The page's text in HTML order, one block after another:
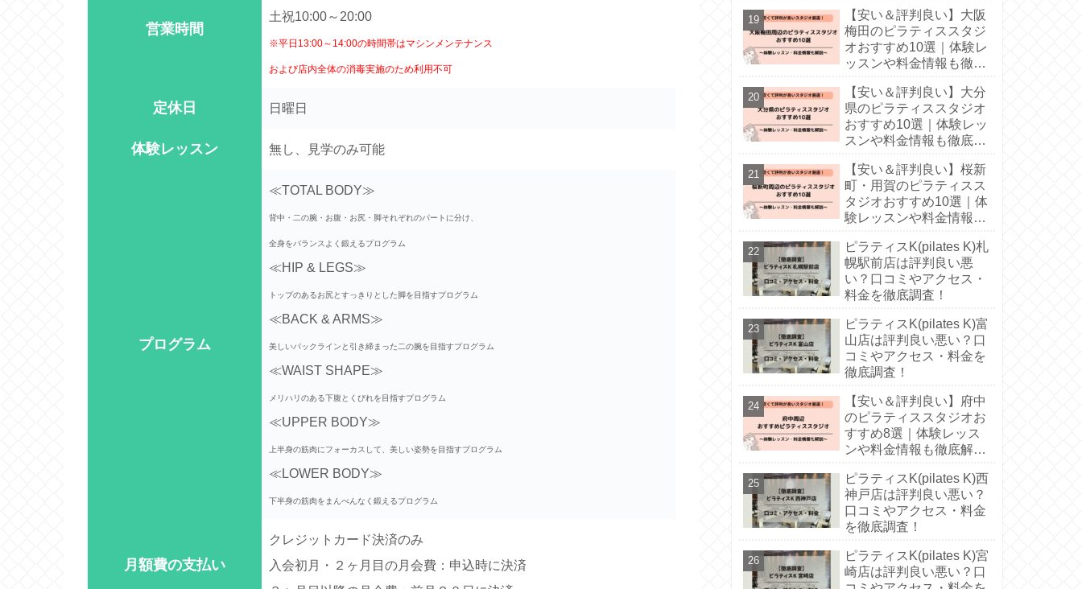
営業時間
土祝10:00～20:00
※平日13:00～14:00の時間帯はマシンメンテナンス
および店内全体の消毒実施のため利用不可
定休日 日曜日
体験レッスン 無し、見学のみ可能
プログラム
≪TOTAL BODY≫
背中・二の腕・お腹・お尻・脚それぞれのパートに分け、
全身をバランスよく鍛えるプログラム
≪HIP & LEGS≫
トップのあるお尻とすっきりとした脚を目指すプログラム
≪BACK & ARMS≫
美しいバックラインと引き締まった二の腕を目指すプログラム
≪WAIST SHAPE≫
メリハリのある下腹とくびれを目指すプログラム
≪UPPER BODY≫
上半身の筋肉にフォーカスして、美しい姿勢を目指すプログラム
≪LOWER BODY≫
下半身の筋肉をまんべんなく鍛えるプログラム
月額費の支払い
クレジットカード決済のみ
入会初月・２ヶ月目の月会費：申込時に決済
【安い＆評判良い】大阪
梅田のピラティススタジ
オおすすめ10選｜体験レ
ッスンや料金情報も徹底
【安い＆評判良い】大分
県のピラティススタジオ
おすすめ10選｜体験レッ
スンや料金情報も徹底解
【安い＆評判良い】桜新
町・用賀のピラティスス
タジオおすすめ10選｜体
験レッスンや料金情報も
ピラティスK(pilates K)札
幌駅前店は評判良い悪
い？口コミやアクセス・
料金を徹底調査！
ピラティスK(pilates K)富
山店は評判良い悪い？口
コミやアクセス・料金を
徹底調査！
【安い＆評判良い】府中
のピラティススタジオお
すすめ8選｜体験レッス
ンや料金情報も徹底解
ピラティスK(pilates K)西
神戸店は評判良い悪い？
口コミやアクセス・料金
を徹底調査！
ピラティスK(pilates K)宮
崎店は評判良い悪い？口